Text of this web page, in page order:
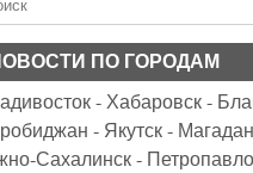
ПО ГОРОДАМ
-Хабаровск-
- Якутск- Магадан
Сахалинск-